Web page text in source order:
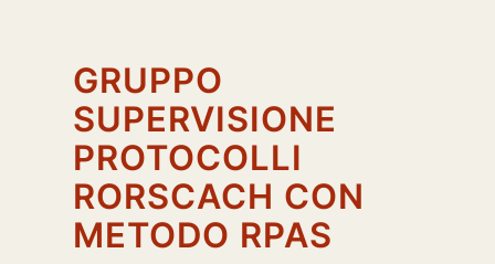
GRUPPO
SUPERVISIONE
PROTOCOLLI
RORSCACH CON
METODO RPAS